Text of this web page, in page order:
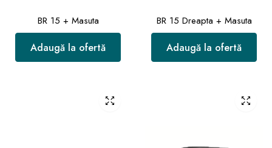
BR 15 + Masuta
Adaugă la ofertă
BR 15 Dreapta + Masuta
Adaugă la ofertă